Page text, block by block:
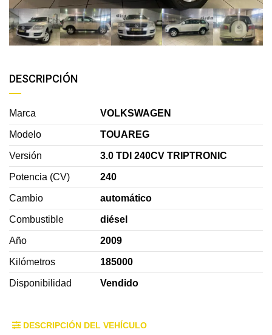
DESCRIPCIÓN
Marca VOLKSWAGEN
Modelo TOUAREG
Versión 3.0 TDI 240CV TRIPTRONIC
Potencia (CV) 240
Cambio automático
Combustible diésel
Año 2009
Kilómetros 185000
Disponibilidad Vendido
DESCRIPCIÓN DEL VEHÍCULO